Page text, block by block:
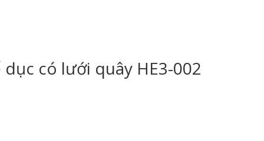
có lưới quây HE3-002